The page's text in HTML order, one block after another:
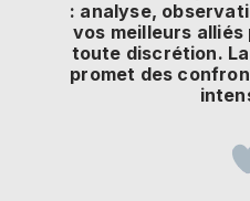
: analyse,
vos meilleurs
toute discrétion.
promet des